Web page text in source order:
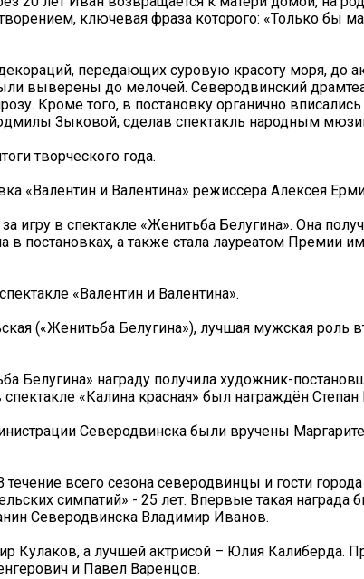
ключевая фраза которого: «Только бы
передающих суровую красоту моря, до
выверены до мелочей. Северодвинский
Кроме того, в постановку органично вписались
Зыковой, сделав спектакль народным
творческого года.
«Валентин и Валентина» режиссёра Алексея
игру в спектакле «Женитьба Белугина». Она
в постановках, а также стала лауреатом Премии
«Валентин и Валентина».
(«Женитьба Белугина»), лучшая мужская роль
Белугина» награду получила художник-
«Калина красная» был награждён Степан
Северодвинска были вручены
всего сезона северодвинцы и гости
симпатий» - 25 лет. Впервые такая награда
Северодвинска Владимир Иванов.
Кулаков, а лучшей актрисой – Юлия Калиберда.
и Павел Варенцов.